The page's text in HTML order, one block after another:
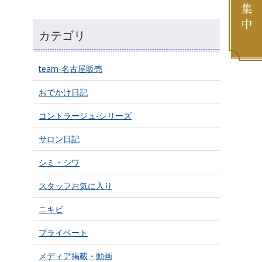
カテゴリ
team-名古屋販売
おでかけ日記
コントラージュ-シリーズ
サロン日記
シミ・シワ
スタッフお気に入り
ニキビ
プライベート
メディア掲載・動画